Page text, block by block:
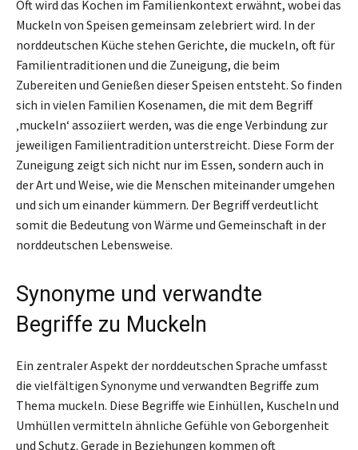
Oft wird das Kochen im Familienkontext erwähnt, wobei das
Muckeln von Speisen gemeinsam zelebriert wird. In der
norddeutschen Küche stehen Gerichte, die muckeln, oft für
Familientraditionen und die Zuneigung, die beim
Zubereiten und Genießen dieser Speisen entsteht. So finden
sich in vielen Familien Kosenamen, die mit dem Begriff
‚muckeln‘ assoziiert werden, was die enge Verbindung zur
jeweiligen Familientradition unterstreicht. Diese Form der
Zuneigung zeigt sich nicht nur im Essen, sondern auch in
der Art und Weise, wie die Menschen miteinander umgehen
und sich um einander kümmern. Der Begriff verdeutlicht
somit die Bedeutung von Wärme und Gemeinschaft in der
norddeutschen Lebensweise.
Synonyme und verwandte
Begriffe zu Muckeln
Ein zentraler Aspekt der norddeutschen Sprache umfasst
die vielfältigen Synonyme und verwandten Begriffe zum
Thema muckeln. Diese Begriffe wie Einhüllen, Kuscheln und
Umhüllen vermitteln ähnliche Gefühle von Geborgenheit
und Schutz. Gerade in Beziehungen kommen oft